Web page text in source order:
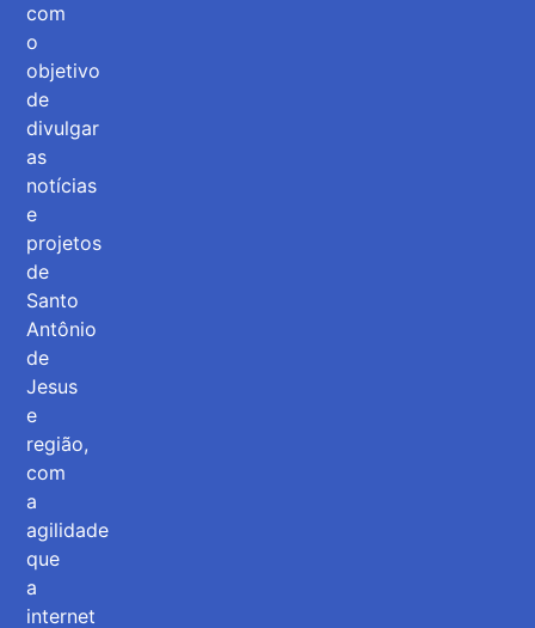
com
o
objetivo
de
divulgar
as
notícias
e
projetos
de
Santo
Antônio
de
Jesus
e
região,
com
a
agilidade
que
a
internet